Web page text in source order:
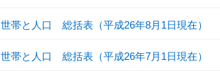
世帯と人口 総括表（平成26年8月1日現在）
世帯と人口 総括表（平成26年7月1日現在）